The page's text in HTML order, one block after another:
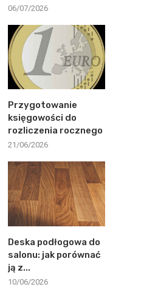
06/07/2026
Przygotowanie
księgowości do
rozliczenia rocznego
21/06/2026
Deska podłogowa do
salonu: jak porównać
ją z...
10/06/2026